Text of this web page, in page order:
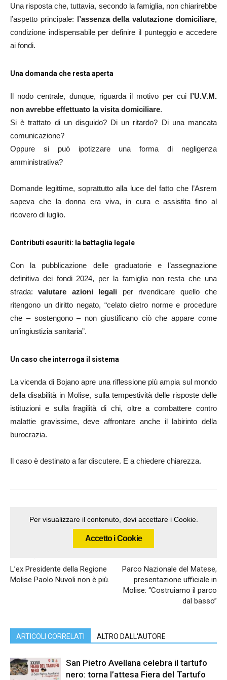
Una risposta che, tuttavia, secondo la famiglia, non chiarirebbe
l’aspetto principale: l’assenza della valutazione domiciliare,
condizione indispensabile per definire il punteggio e accedere
ai fondi.
Una domanda che resta aperta
Il nodo centrale, dunque, riguarda il motivo per cui l’U.V.M.
non avrebbe effettuato la visita domiciliare.
Si è trattato di un disguido? Di un ritardo? Di una mancata
comunicazione?
Oppure si può ipotizzare una forma di negligenza
amministrativa?
Domande legittime, soprattutto alla luce del fatto che l’Asrem
sapeva che la donna era viva, in cura e assistita fino al
ricovero di luglio.
Contributi esauriti: la battaglia legale
Con la pubblicazione delle graduatorie e l’assegnazione
definitiva dei fondi 2024, per la famiglia non resta che una
strada:valutare azioni legali per rivendicare quello che
ritengono un diritto negato, “celato dietro norme e procedure
che – sostengono – non giustificano ciò che appare come
un’ingiustizia sanitaria”.
Un caso che interroga il sistema
La vicenda di Bojano apre una riflessione più ampia sul mondo
della disabilità in Molise, sulla tempestività delle risposte delle
istituzioni e sulla fragilità di chi, oltre a combattere contro
malattie gravissime, deve affrontare anche il labirinto della
burocrazia.
Il caso è destinato a far discutere. E a chiedere chiarezza.
Per visualizzare il contenuto, devi accettare i Cookie.
Accetto i Cookie
L’ex Presidente della Regione
Molise Paolo Nuvoli non è più.
Parco Nazionale del Matese,
presentazione ufficiale in
Molise: “Costruiamo il parco
dal basso”
ARTICOLI CORRELATI ALTRO DALL'AUTORE
San Pietro Avellana celebra il tartufo
nero: torna l’attesa Fiera del Tartufo